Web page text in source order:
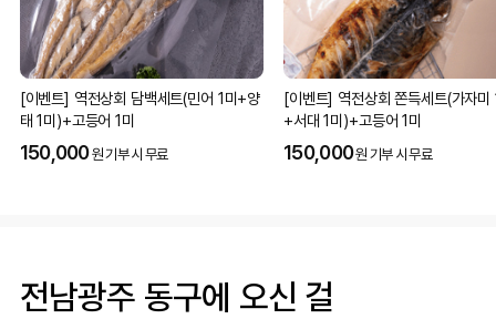
[이벤트] 역전상회 담백세트(민어 1미+양
태 1미)+고등어 1미
150,000원 기부 시 무료
[이벤트] 역전상회 쫀득세트(가자미
+서대 1미)+고등어 1미
150,000원 기부 시 무료
전남광주 동구에 오신 걸